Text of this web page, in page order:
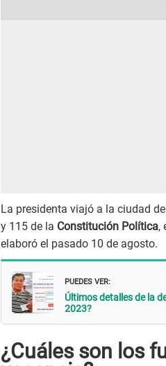
La presidenta viajó a la ciudad
y 115 de la Constitución Política,
elaboró el pasado 10 de agosto.
PUEDES VER:
Últimos detalles de la
2023?
¿Cuáles son los